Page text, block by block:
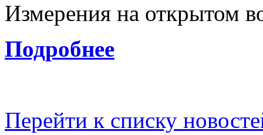
Измерения на открытом
Подробнее
Перейти к списку